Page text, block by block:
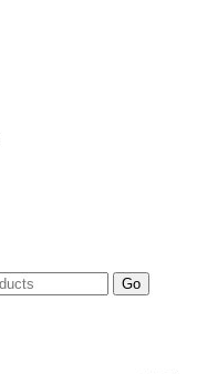
Go